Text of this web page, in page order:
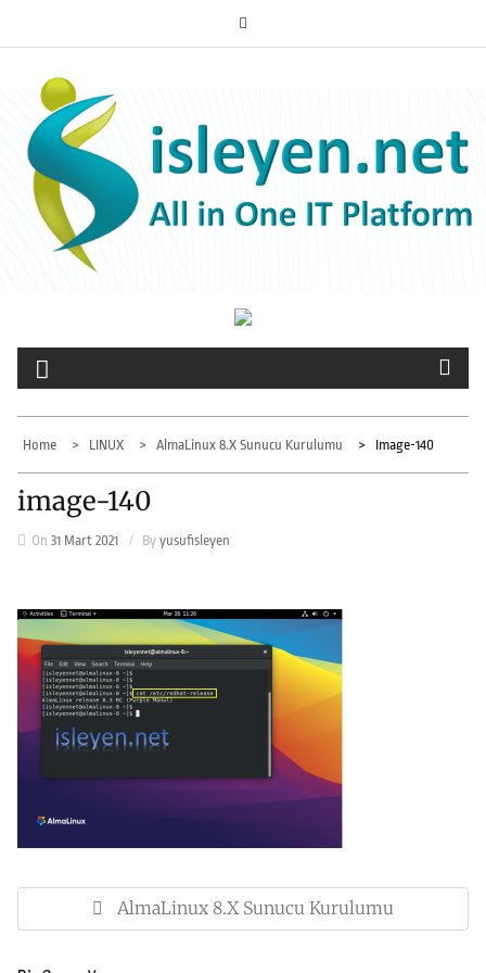
to
ISLEYEN.NET
All-in-One IT Platform
Home LINUX AlmaLinux 8.x Sunucu Kurulumu Image-140
image-140
On 31 Mart 2021 By yusufisleyen
gezinmesi
Previous
Post:
AlmaLinux 8.x Sunucu Kurulumu